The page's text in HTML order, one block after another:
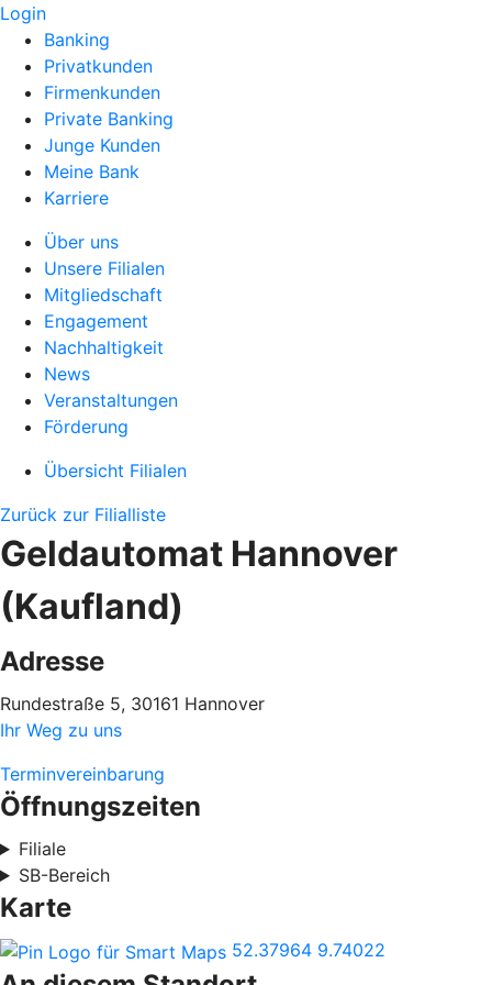
Login
Banking
Privatkunden
Firmenkunden
Private Banking
Junge Kunden
Meine Bank
Karriere
Über uns
Unsere Filialen
Mitgliedschaft
Engagement
Nachhaltigkeit
News
Veranstaltungen
Förderung
Übersicht Filialen
Zurück zur Filialliste
Geldautomat Hannover
(Kaufland)
Adresse
Rundestraße 5, 30161 Hannover
Ihr Weg zu uns
Terminvereinbarung
Öffnungszeiten
Filiale
SB-Bereich
Karte
52.37964 9.74022